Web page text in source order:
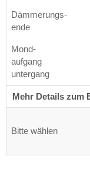
Dämmerungs-
ende
Mond-
aufgang
untergang
Mehr Details zum
Bitte wählen